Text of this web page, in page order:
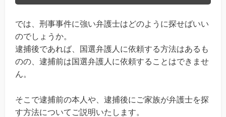
では、刑事事件に強い弁護士はどのように探せばいい
のでしょうか。
逮捕後であれば、国選弁護人に依頼する方法はあるも
のの、逮捕前は国選弁護人に依頼することはできませ
ん。
そこで逮捕前の本人や、逮捕後にご家族が弁護士を探
す方法についてご説明いたします。